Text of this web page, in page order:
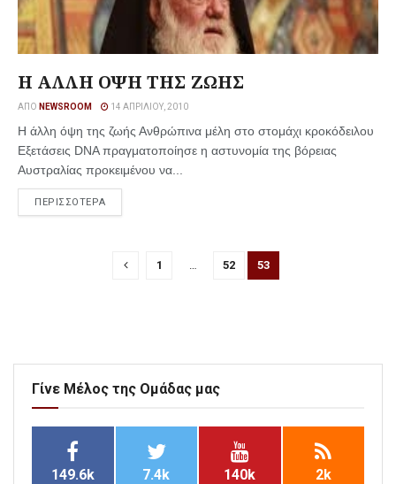
Η ΑΛΛΗ ΟΨΗ ΤΗΣ ΖΩΗΣ
ΑΠΌ NEWSROOM 14 ΑΠΡΙΛΊΟΥ, 2010
Η άλλη όψη της ζωής Ανθρώπινα μέλη στο στομάχι κροκόδειλου
Εξετάσεις DNA πραγματοποίησε η αστυνομία της βόρειας
Αυστραλίας προκειμένου να...
ΠΕΡΙΣΣΟΤΕΡΑ
1 52 53
Γίνε Μέλος της Ομάδας μας
149.6k 7.4k 140k 2k